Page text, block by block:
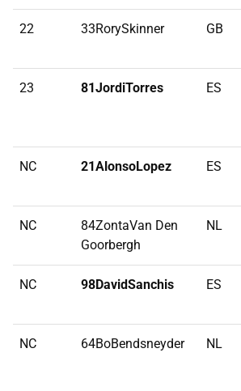
22 33RorySkinner GB
23 81JordiTorres ES
NC 21AlonsoLopez ES
NC
84ZontaVan Den
Goorbergh
NL
NC 98DavidSanchis ES
NC 64BoBendsneyder NL